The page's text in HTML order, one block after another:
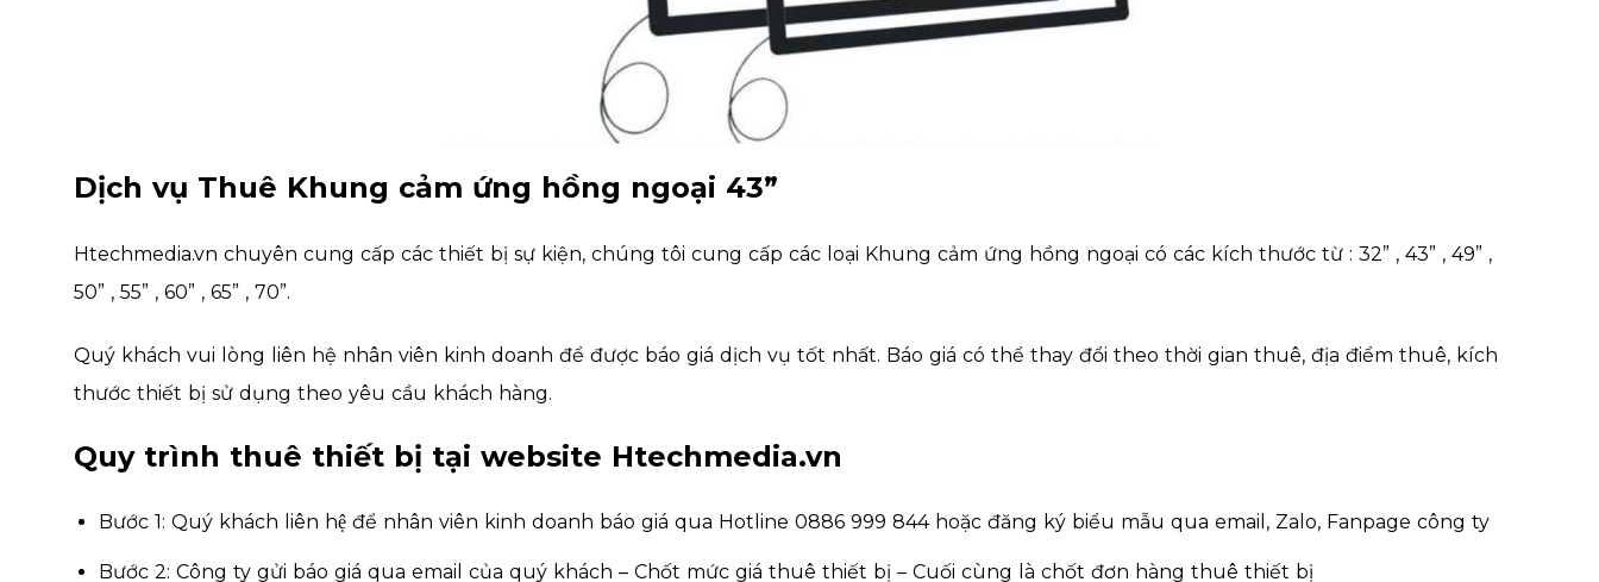
Dịch vụ Thuê Khung cảm ứng hồng ngoại 43”
Htechmedia.vn chuyên cung cấp các thiết bị sự kiện, chúng tôi cung cấp các loại Khung cảm ứng hồng ngoại có các kích thước từ : 32” , 43” , 49” ,
50” , 55” , 60” , 65” , 70”.
Quý khách vui lòng liên hệ nhân viên kinh doanh để được báo giá dịch vụ tốt nhất. Báo giá có thể thay đổi theo thời gian thuê, địa điểm thuê, kích
thước thiết bị sử dụng theo yêu cầu khách hàng.
Quy trình thuê thiết bị tại website Htechmedia.vn
Bước 1: Quý khách liên hệ để nhân viên kinh doanh báo giá qua Hotline 0886 999 844 hoặc đăng ký biểu mẫu qua email, Zalo, Fanpage công ty
Bước 2: Công ty gửi báo giá qua email của quý khách – Chốt mức giá thuê thiết bị – Cuối cùng là chốt đơn hàng thuê thiết bị